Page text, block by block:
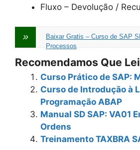
Fluxo – Devolução /
Baixar Gratis – Curso de SAP
Processos
Recomendamos Que
Curso Prático de SAP:
Curso de Introdução à
Programação ABAP
Manual SD SAP: VA01
Ordens
Treinamento TAXBRA